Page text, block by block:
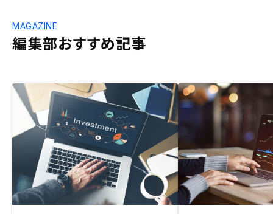
編集部おすすめ記事
MAGAZINE